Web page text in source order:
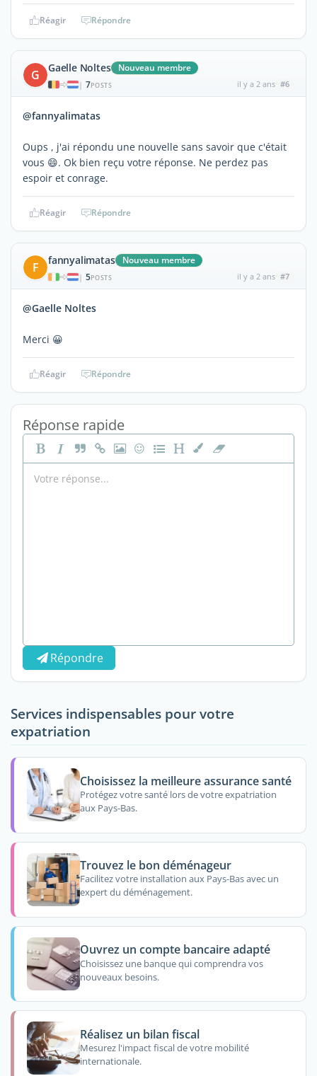
Réagir Répondre
G Gaelle Noltes Nouveau membre
| 7POSTS il y a 2 ans #6
@fannyalimatas
Oups , j'ai répondu une nouvelle sans savoir que c'était
vous 😄. Ok bien reçu votre réponse. Ne perdez pas
espoir et conrage.
Réagir Répondre
F fannyalimatas Nouveau membre
| 5POSTS il y a 2 ans #7
@Gaelle Noltes
Merci 😀
Réagir Répondre
Réponse rapide
Répondre
Services indispensables pour votre
expatriation
Choisissez la meilleure assurance santé
Protégez votre santé lors de votre expatriation
aux Pays-Bas.
Trouvez le bon déménageur
Facilitez votre installation aux Pays-Bas avec un
expert du déménagement.
Ouvrez un compte bancaire adapté
Choisissez une banque qui comprendra vos
nouveaux besoins.
Réalisez un bilan fiscal
Mesurez l'impact fiscal de votre mobilité
internationale.